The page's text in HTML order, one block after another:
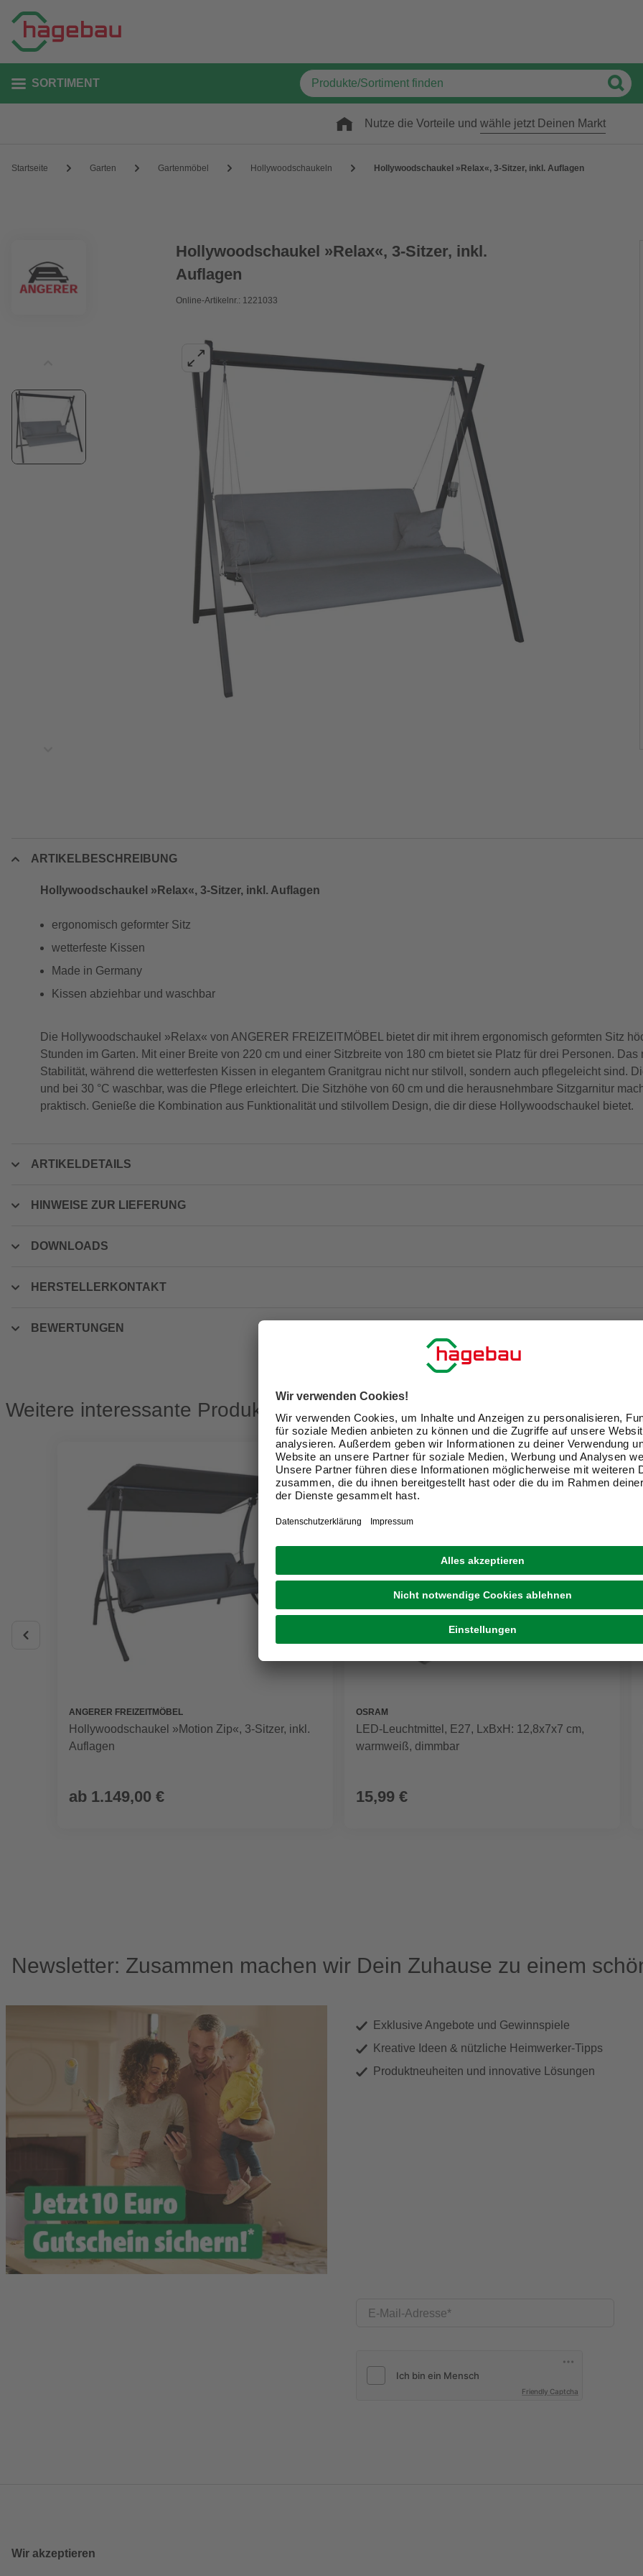
SORTIMENT
Nutze die Vorteile und wähle jetzt Deinen Markt
Startseite Garten Gartenmöbel Hollywoodschaukeln Hollywoodschaukel »Relax«, 3-Sitzer, inkl. Auflagen
Hollywoodschaukel »Relax«, 3-Sitzer, inkl.
Auflagen
Online-Artikelnr.: 1221033
ARTIKELBESCHREIBUNG
Hollywoodschaukel »Relax«, 3-Sitzer, inkl. Auflagen
ergonomisch geformter Sitz
wetterfeste Kissen
Made in Germany
Kissen abziehbar und waschbar
Die Hollywoodschaukel »Relax« von ANGERER FREIZEITMÖBEL bietet dir mit ihrem ergonomisch geformten Sitz
Stunden im Garten. Mit einer Breite von 220 cm und einer Sitzbreite von 180 cm bietet sie Platz für drei Personen.
Stabilität, während die wetterfesten Kissen in elegantem Granitgrau nicht nur stilvoll, sondern auch pflegeleicht sind.
und bei 30 °C waschbar, was die Pflege erleichtert. Die Sitzhöhe von 60 cm und die herausnehmbare Sitzgarnitur
praktisch. Genieße die Kombination aus Funktionalität und stilvollem Design, die dir diese Hollywoodschaukel bietet.
ARTIKELDETAILS
HINWEISE ZUR LIEFERUNG
DOWNLOADS
HERSTELLERKONTAKT
BEWERTUNGEN
Weitere interessante Produkte
ANGERER FREIZEITMÖBEL
Hollywoodschaukel »Motion Zip«, 3-Sitzer, inkl.
Auflagen
ab 1.149,00 €
OSRAM
LED-Leuchtmittel, E27, LxBxH: 12,8x7x7 cm,
warmweiß, dimmbar
15,99 €
Newsletter: Zusammen machen wir Dein Zuhause zu einem
Exklusive Angebote und Gewinnspiele
Kreative Ideen & nützliche Heimwerker-Tipps
Produktneuheiten und innovative Lösungen
E-Mail-Adresse
Friendly Captcha
Wir akzeptieren